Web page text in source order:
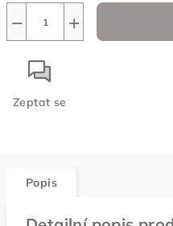
+
−
Zeptat se
Popis